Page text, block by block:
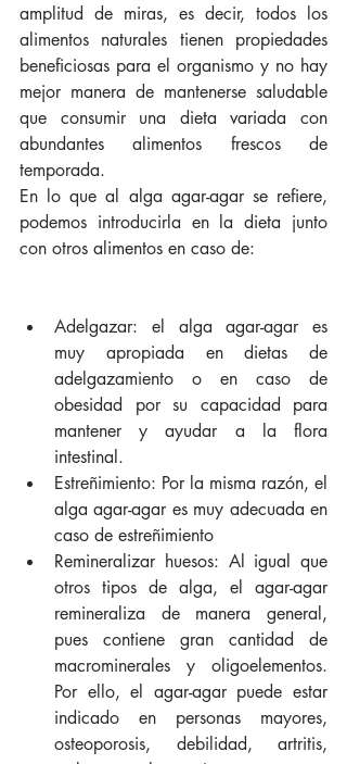
amplitud de miras, es decir, todos los
alimentos naturales tienen propiedades
beneficiosas para el organismo y no hay
mejor manera de mantenerse saludable
que consumir una dieta variada con
abundantes alimentos frescos de
temporada.
En lo que al alga agar-agar se refiere,
podemos introducirla en la dieta junto
con otros alimentos en caso de:
Adelgazar: el alga agar-agar es
muy apropiada en dietas de
adelgazamiento o en caso de
obesidad por su capacidad para
mantener y ayudar a la flora
intestinal.
Estreñimiento: Por la misma razón, el
alga agar-agar es muy adecuada en
caso de estreñimiento
Remineralizar huesos: Al igual que
otros tipos de alga, el agar-agar
remineraliza de manera general,
pues contiene gran cantidad de
macrominerales y oligoelementos.
Por ello, el agar-agar puede estar
indicado en personas mayores,
osteoporosis, debilidad, artritis,